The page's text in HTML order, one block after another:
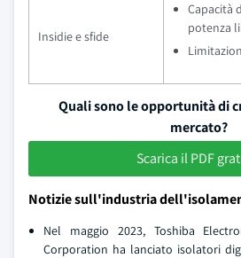
Insidie e sfide
Capacità
potenza
Quali sono le opportunità di
mercato?
Scarica il PDF
Notizie sull'industria
Nel maggio 2023, Toshiba
Corporation ha lanciato isolatori